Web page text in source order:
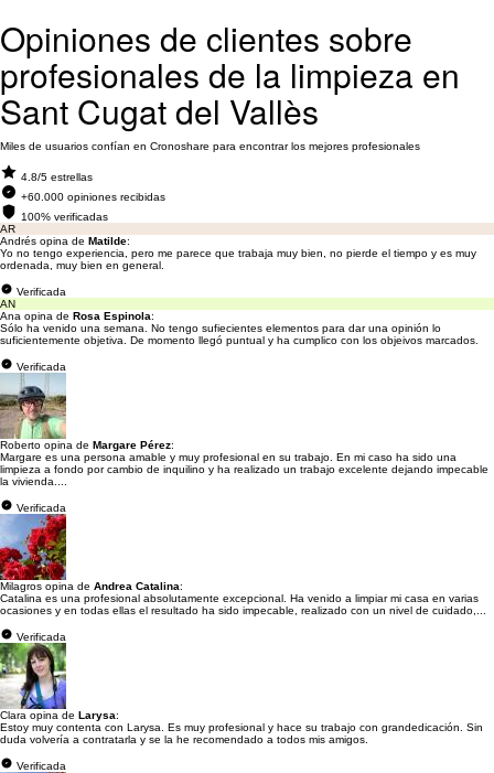
Opiniones de clientes sobre
profesionales de la limpieza en
Sant Cugat del Vallès
Miles de usuarios confían en Cronoshare para encontrar los mejores profesionales
4.8/5 estrellas
+60.000 opiniones recibidas
100% verificadas
AR
Andrés opina de Matilde:
Yo no tengo experiencia, pero me parece que trabaja muy bien, no pierde el tiempo y es muy
ordenada, muy bien en general.
Verificada
AN
Ana opina de Rosa Espinola:
Sólo ha venido una semana. No tengo sufiecientes elementos para dar una opinión lo
suficientemente objetiva. De momento llegó puntual y ha cumplico con los objeivos marcados.
Verificada
Roberto opina de Margare Pérez:
Margare es una persona amable y muy profesional en su trabajo. En mi caso ha sido una
limpieza a fondo por cambio de inquilino y ha realizado un trabajo excelente dejando impecable
la vivienda....
Verificada
Milagros opina de Andrea Catalina:
Catalina es una profesional absolutamente excepcional. Ha venido a limpiar mi casa en varias
ocasiones y en todas ellas el resultado ha sido impecable, realizado con un nivel de cuidado,...
Verificada
Clara opina de Larysa:
Estoy muy contenta con Larysa. Es muy profesional y hace su trabajo con grandedicación. Sin
duda volvería a contratarla y se la he recomendado a todos mis amigos.
Verificada